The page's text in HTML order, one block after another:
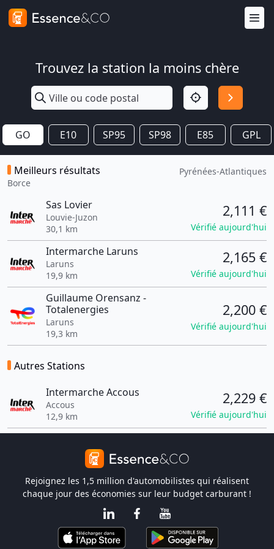
Trouvez la station la moins chère
GO E10 SP95 SP98 E85 GPL
Meilleurs résultats
Borce
Pyrénées-Atlantiques
Sas Lovier
Louvie-Juzon
30,1 km
2,111 €
Vérifié aujourd'hui
Intermarche Laruns
Laruns
19,9 km
2,165 €
Vérifié aujourd'hui
Guillaume Orensanz -
Totalenergies
Laruns
19,3 km
2,200 €
Vérifié aujourd'hui
Autres Stations
Intermarche Accous
Accous
12,9 km
2,229 €
Vérifié aujourd'hui
Rejoignez les 1,5 million d'automobilistes qui réalisent
chaque jour des économies sur leur budget carburant !